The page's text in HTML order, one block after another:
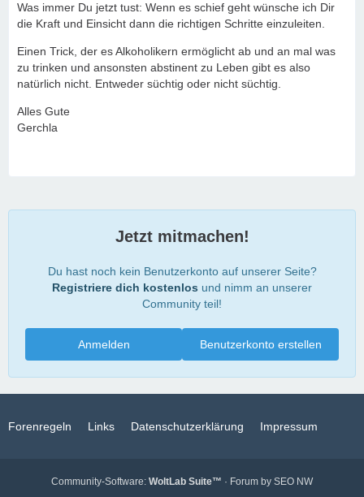
Was immer Du jetzt tust: Wenn es schief geht wünsche ich Dir
die Kraft und Einsicht dann die richtigen Schritte einzuleiten.
Einen Trick, der es Alkoholikern ermöglicht ab und an mal was
zu trinken und ansonsten abstinent zu Leben gibt es also
natürlich nicht. Entweder süchtig oder nicht süchtig.
Alles Gute
Gerchla
Jetzt mitmachen!
Du hast noch kein Benutzerkonto auf unserer Seite?
Registriere dich kostenlos und nimm an unserer
Community teil!
Benutzerkonto erstellen
Anmelden
Forenregeln Links Datenschutzerklärung Impressum
Community-Software: WoltLab Suite™ · Forum by SEO NW